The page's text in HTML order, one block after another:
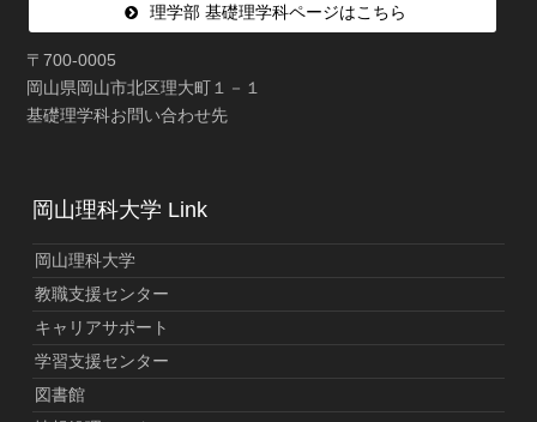
理学部 基礎理学科ページはこちら
〒700-0005
岡山県岡山市北区理大町１－１
基礎理学科お問い合わせ先
岡山理科大学 Link
岡山理科大学
教職支援センター
キャリアサポート
学習支援センター
図書館